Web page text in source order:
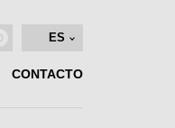
ES
CONTACTO